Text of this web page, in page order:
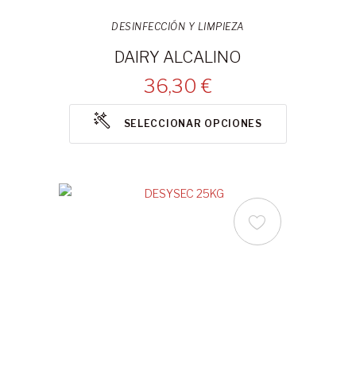
DESINFECCIÓN Y LIMPIEZA
DAIRY ALCALINO
36,30 €
SELECCIONAR OPCIONES